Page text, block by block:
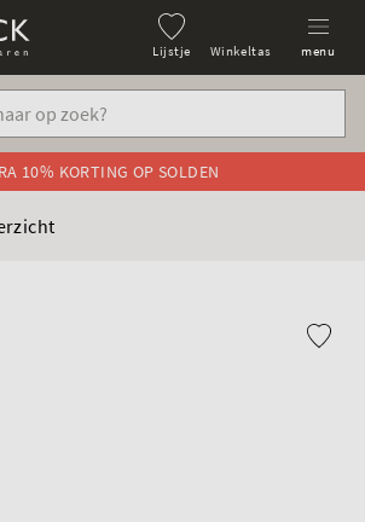
Lijstje Winkeltas menu
10% KORTING OP SOLDEN